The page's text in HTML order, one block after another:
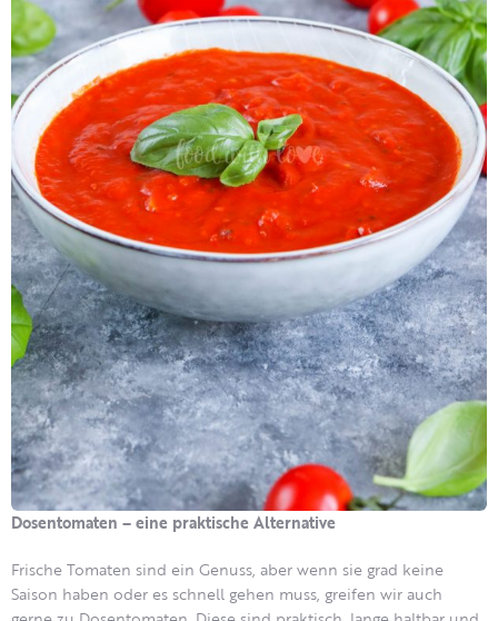
Dosentomaten – eine praktische Alternative
Frische Tomaten sind ein Genuss, aber wenn sie grad keine
Saison haben oder es schnell gehen muss, greifen wir auch